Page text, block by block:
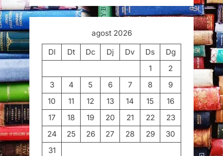
agost 2026
Dl
Dt Dc Dj Dv Ds
Dg
1
2
3
4 5 6 7 8
9
10
11 12 13 14 15
16
17
18 19 20 21 22
23
24
25 26 27 28 29
30
31